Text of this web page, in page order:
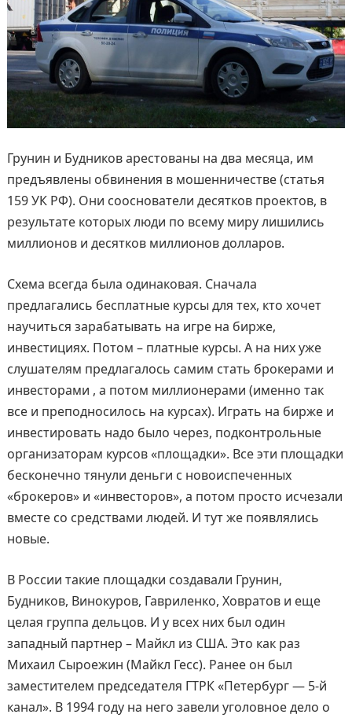
Грунин и Будников арестованы на два месяца, им
предъявлены обвинения в мошенничестве (статья
159 УК РФ). Они сооснователи десятков проектов, в
результате которых люди по всему миру лишились
миллионов и десятков миллионов долларов.
Схема всегда была одинаковая. Сначала
предлагались бесплатные курсы для тех, кто хочет
научиться зарабатывать на игре на бирже,
инвестициях. Потом – платные курсы. А на них уже
слушателям предлагалось самим стать брокерами и
инвесторами , а потом миллионерами (именно так
все и преподносилось на курсах). Играть на бирже и
инвестировать надо было через, подконтрольные
организаторам курсов «площадки». Все эти площадки
бесконечно тянули деньги с новоиспеченных
«брокеров» и «инвесторов», а потом просто исчезали
вместе со средствами людей. И тут же появлялись
новые.
В России такие площадки создавали Грунин,
Будников, Винокуров, Гавриленко, Ховратов и еще
целая группа дельцов. И у всех них был один
западный партнер – Майкл из США. Это как раз
Михаил Сыроежин (Майкл Гесс). Ранее он был
заместителем председателя ГТРК «Петербург — 5-й
канал». В 1994 году на него завели уголовное дело о